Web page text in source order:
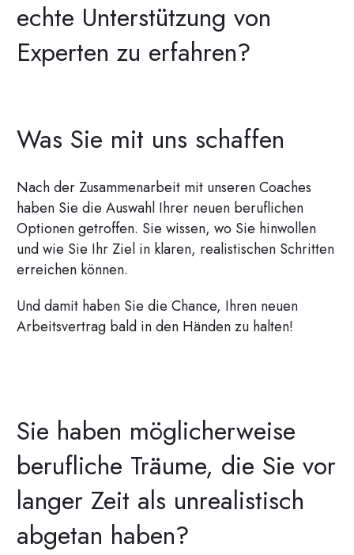
echte Unterstützung von
Experten zu erfahren?
Was Sie mit uns schaffen
Nach der Zusammenarbeit mit unseren Coaches
haben Sie die Auswahl Ihrer neuen beruflichen
Optionen getroffen. Sie wissen, wo Sie hinwollen
und wie Sie Ihr Ziel in klaren, realistischen Schritten
erreichen können.
Und damit haben Sie die Chance, Ihren neuen
Arbeitsvertrag bald in den Händen zu halten!
Sie haben möglicherweise
berufliche Träume, die Sie vor
langer Zeit als unrealistisch
abgetan haben?